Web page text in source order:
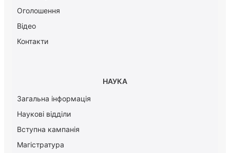
Оголошення
Відео
Контакти
НАУКА
Загальна інформація
Наукові відділи
Вступна кампанія
Магістратура